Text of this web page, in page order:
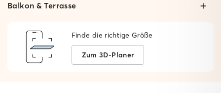
Balkon & Terrasse
Finde die richtige Größe
Zum 3D-Planer